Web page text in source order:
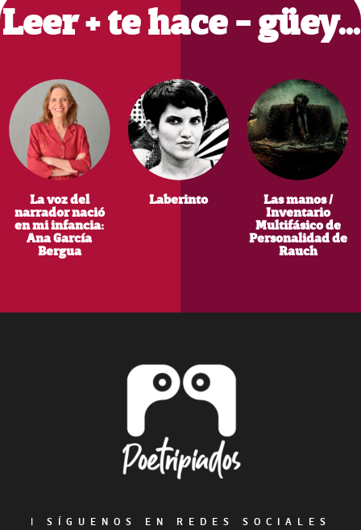
Leer + te hace - güey…
La voz del
narrador nació
en mi infancia:
Ana García
Bergua
Laberinto
Las manos /
Inventario
Multifásico de
Personalidad de
Rauch
|
SÍGUENOS EN REDES SOCIALES